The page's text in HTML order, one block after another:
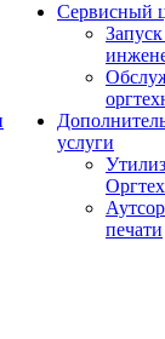
Сервисный
услуги
печати